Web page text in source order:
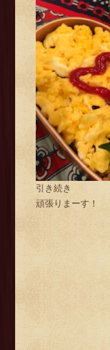
引き続き
頑張りまーす！